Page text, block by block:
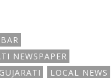
NEWSPAPER
LOCAL NEWS